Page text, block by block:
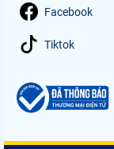
Facebook
Tiktok